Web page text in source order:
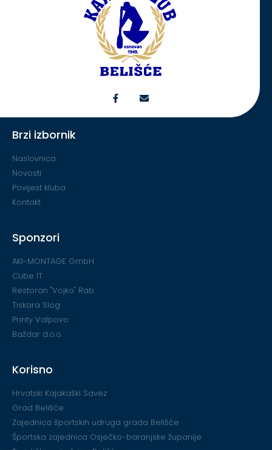
Brzi izbornik
Naslovnica
Novosti
Povijest kluba
Kontakt
Sponzori
AKI-MONTAGE GmbH
Cube IT
Restoran "Vojko" Rab
Tiskara Slog
Printy Valpovo
Baždar d.o.o.
Korisno
Hrvatski Kajakaški Savez
Grad Belišće
Zajednica športskih udruga grada Belišće
Športska zajednica Osječko-baranjske županije